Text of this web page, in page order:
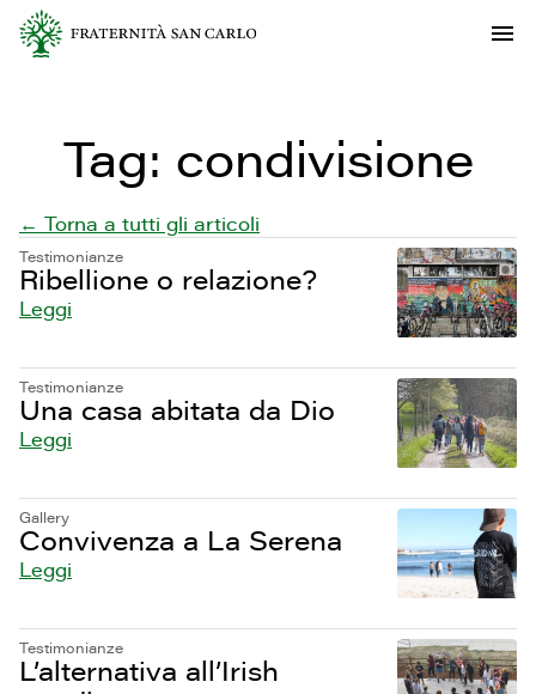
Tag: condivisione
← Torna a tutti gli articoli
Testimonianze
Ribellione o relazione?
Leggi
Testimonianze
Una casa abitata da Dio
Leggi
Gallery
Convivenza a La Serena
Leggi
Testimonianze
L’alternativa all’Irish